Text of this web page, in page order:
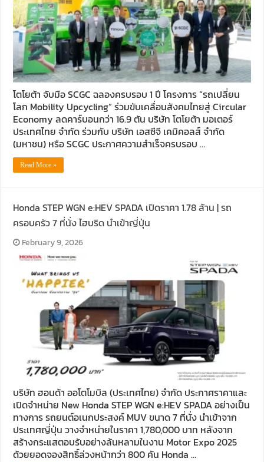
โตโยต้า จับมือ SCGC ฉลองครบรอบ 1 ปี โครงการ “รถเปลี่ยน
โลก Mobility Upcycling” ร่วมขับเคลื่อนสังคมไทยสู่ Circular
Economy ลดคาร์บอนกว่า 16.9 ตัน บริษัท โตโยต้า มอเตอร์
ประเทศไทย จำกัด ร่วมกับ บริษัท เอสซีจี เคมิคอลส์ จำกัด
(มหาชน) หรือ SCGC ประกาศความสำเร็จครบรอบ …
Read More »
Honda STEP WGN e:HEV SPADA เปิดราคา 1.78 ล้าน | รถ
ครอบครัว 7 ที่นั่ง ไฮบริด นำเข้าญี่ปุ่น
February 9, 2026
บริษัท ฮอนด้า ออโตโมบิล (ประเทศไทย) จำกัด ประกาศราคาและ
เปิดจำหน่าย New Honda STEP WGN e:HEV SPADA อย่างเป็น
ทางการ รถยนต์อเนกประสงค์ MUV ขนาด 7 ที่นั่ง นำเข้าจาก
ประเทศญี่ปุ่น วางจำหน่ายในราคา 1,780,000 บาท หลังจาก
สร้างกระแสตอบรับอย่างล้นหลามในงาน Motor Expo 2025
ด้วยยอดจองสิทธิ์ล่วงหน้ากว่า 800 คัน Honda …